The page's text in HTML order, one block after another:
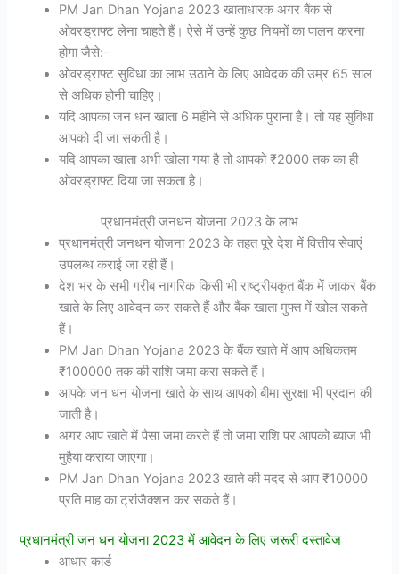
PM Jan Dhan Yojana 2023 खाताधारक अगर बैंक से
ओवरड्राफ्ट लेना चाहते हैं। ऐसे में उन्हें कुछ नियमों का पालन करना
होगा जैसे:-
ओवरड्राफ्ट सुविधा का लाभ उठाने के लिए आवेदक की उम्र 65 साल
से अधिक होनी चाहिए।
यदि आपका जन धन खाता 6 महीने से अधिक पुराना है। तो यह सुविधा
आपको दी जा सकती है।
यदि आपका खाता अभी खोला गया है तो आपको ₹2000 तक का ही
ओवरड्राफ्ट दिया जा सकता है।
प्रधानमंत्री जनधन योजना 2023 के लाभ
प्रधानमंत्री जनधन योजना 2023 के तहत पूरे देश में वित्तीय सेवाएं
उपलब्ध कराई जा रही हैं।
देश भर के सभी गरीब नागरिक किसी भी राष्ट्रीयकृत बैंक में जाकर बैंक
खाते के लिए आवेदन कर सकते हैं और बैंक खाता मुफ्त में खोल सकते
हैं।
PM Jan Dhan Yojana 2023 के बैंक खाते में आप अधिकतम
₹100000 तक की राशि जमा करा सकते हैं।
आपके जन धन योजना खाते के साथ आपको बीमा सुरक्षा भी प्रदान की
जाती है।
अगर आप खाते में पैसा जमा करते हैं तो जमा राशि पर आपको ब्याज भी
मुहैया कराया जाएगा।
PM Jan Dhan Yojana 2023 खाते की मदद से आप ₹10000
प्रति माह का ट्रांजैक्शन कर सकते हैं।
प्रधानमंत्री जन धन योजना 2023 में आवेदन के लिए जरूरी दस्तावेज
आधार कार्ड